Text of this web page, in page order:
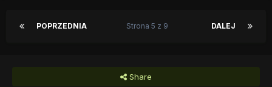
POPRZEDNIA DALEJ
Strona 5 z 9
Share